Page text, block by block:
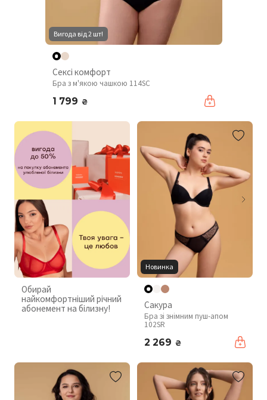
Вигода від 2 шт!
Сексі комфорт
Бра з м'якою чашкою 114SC
1 799 ₴
Обирай
найкомфортніший річний
абонемент на білизну!
Новинка
Сакура
Бра зі знімним пуш-апом
102SR
2 269 ₴